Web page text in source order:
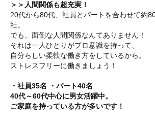
＞＞人間関係も超充実！
20代から80代、社員とパートを合わせて約
社。
でも、面倒な人間関係なんてありません！
それは一人ひとりがプロ意識を持って、
自分らしい柔軟な働き方をしているから。
ストレスフリーに働きましょう！
・社員35名 ・パート40名
40代～60代中心に男女活躍中。
ご家庭を持っている方が多いです！